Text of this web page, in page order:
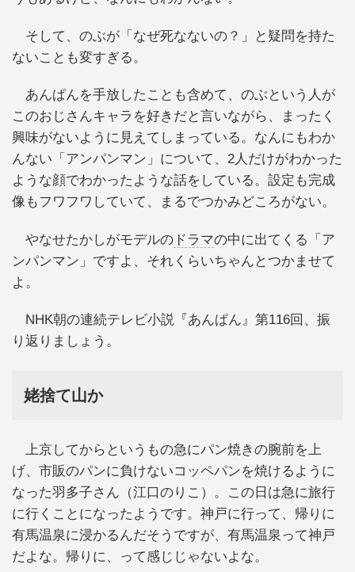
そして、のぶが「なぜ死なないの？」と疑問を持た
ないことも変すぎる。
あんぱんを手放したことも含めて、のぶという人が
このおじさんキャラを好きだと言いながら、まったく
興味がないように見えてしまっている。なんにもわか
んない「アンパンマン」について、2人だけがわかった
ような顔でわかったような話をしている。設定も完成
像もフワフワしていて、まるでつかみどころがない。
やなせたかしがモデルの ドラマの中に出てくる「ア
ンパンマン」ですよ、それくらいちゃんとつかませて
よ。
NHK朝の連続テレビ小説『あんぱん』第116回、振
り返りましょう。
姥捨て山か
上京してからというもの急にパン焼きの腕前を上
げ、市販のパンに負けないコッペパンを焼けるように
なった羽多子さん（江口のりこ）。この日は急に旅行
に行くことになったようです。神戸に行って、帰りに
有馬温泉に浸かるんだそうですが、有馬温泉って神戸
だよな。帰りに、って感じじゃないよな。